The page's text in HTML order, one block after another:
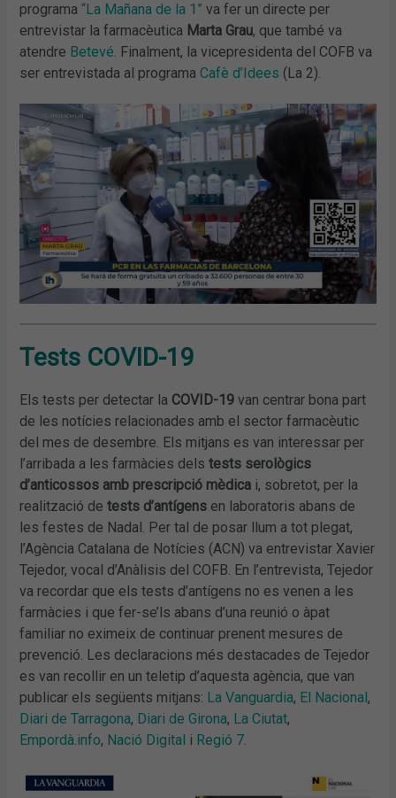
programa“La Mañana de la 1” va fer un directe per
entrevistar la farmacèutica Marta Grau, que també va
atendre Betevé. Finalment, la vicepresidenta del COFB va
ser entrevistada al programaCafè d’Idees (La 2).
Tests COVID-19
Els tests per detectar la COVID-19 van centrar bona part
de les notícies relacionades amb el sector farmacèutic
del mes de desembre. Els mitjans es van interessar per
l’arribada a les farmàcies delstests serològics
d’anticossos amb prescripció mèdica i, sobretot, per la
realització detests d’antígens en laboratoris abans de
les festes de Nadal. Per tal de posar llum a tot plegat,
l’Agència Catalana de Notícies (ACN) va entrevistar Xavier
Tejedor, vocal d’Anàlisis del COFB. En l’entrevista, Tejedor
va recordar que els tests d’antígens no es venen a les
farmàcies i que fer-se’ls abans d’una reunió o àpat
familiar no eximeix de continuar prenent mesures de
prevenció. Les declaracions més destacades de Tejedor
es van recollir en un teletip d’aquesta agència, que van
publicar els següents mitjans: La Vanguardia, El Nacional,
Diari de Tarragona, Diari de Girona, La Ciutat,
Empordà.info, Nació Digital i Regió 7.